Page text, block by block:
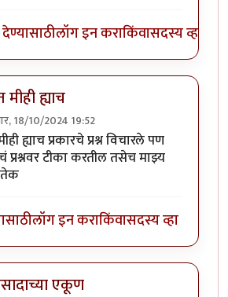
लॉग इन कराकिंवासदस्य व्हा
ह्याच
18/10/2024 19:52
नवीन आहे. ताई तुम्हीbyगवि
ह्याच प्रकारचे प्रश्न विचारले पण
टीका करतील तसेच माझ्य
लॉग इन कराकिंवासदस्य व्हा
एकूण